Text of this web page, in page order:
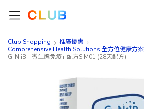
Club Shopping
推廣優惠
Comprehensive Health Solutions 全方位健康方案
G-NiiB - 微生態免疫+ 配方SIM01 (28天配方)